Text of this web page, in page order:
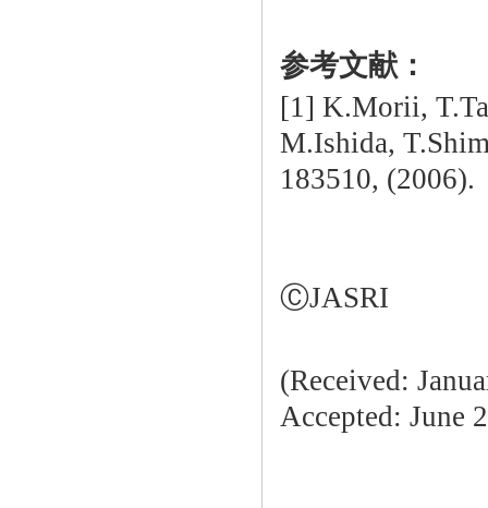
参考文献：
[1] K.Morii,
M.Ishida,
183510, (2006).
ⒸJASRI
(Received:
Accepted: June